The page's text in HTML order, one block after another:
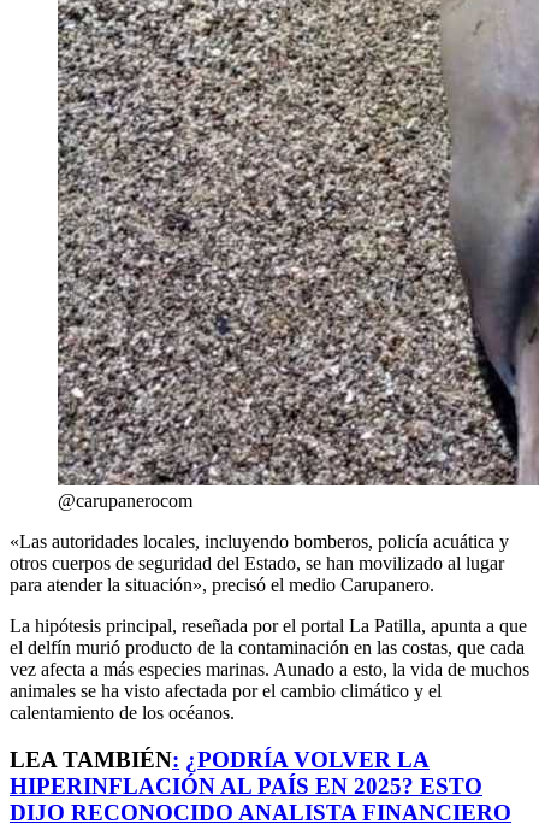
@carupanerocom
«Las autoridades locales, incluyendo bomberos, policía acuática y
otros cuerpos de seguridad del Estado, se han movilizado al lugar
para atender la situación», precisó el medio Carupanero.
La hipótesis principal, reseñada por el portal La Patilla, apunta a que
el delfín murió producto de la contaminación en las costas, que cada
vez afecta a más especies marinas. Aunado a esto, la vida de muchos
animales se ha visto afectada por el cambio climático y el
calentamiento de los océanos.
LEA TAMBIÉN: ¿PODRÍA VOLVER LA
HIPERINFLACIÓN AL PAÍS EN 2025? ESTO
DIJO RECONOCIDO ANALISTA FINANCIERO